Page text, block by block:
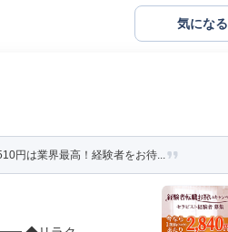
気になる
円は業界最高！経験者をお待...